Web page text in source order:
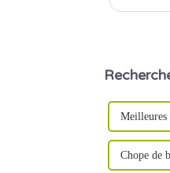
Meilleures
Chope de